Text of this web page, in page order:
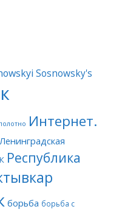
Sosnowsky's
Интернет.
Ленинградская
Республика
борьба борьба с